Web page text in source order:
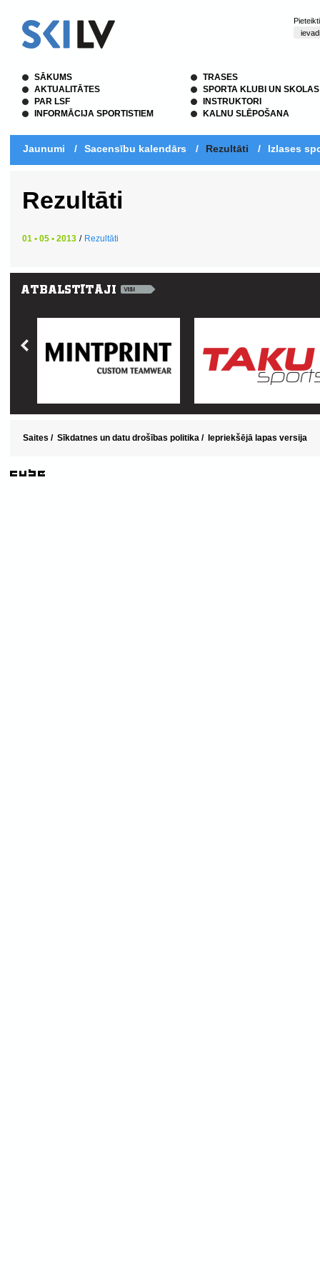
SĀKUMS
AKTUALITĀTES
PAR LSF
INFORMĀCIJA SPORTISTIEM
TRASES
SPORTA KLUBI UN SKOLAS
INSTRUKTORI
KALNU SLĒPOŠANA
Jaunumi / Sacensību kalendārs / Rezultāti / Izlases
Rezultāti
01 • 05 • 2013 / Rezultāti
Saites / Sīkdatnes un datu drošības politika / Iepriekšējā lapas versija